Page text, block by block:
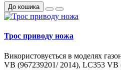
До кошика
Трос приводу ножа
Використовується в моделях
VB (967239201/ 2014), LC353 VB